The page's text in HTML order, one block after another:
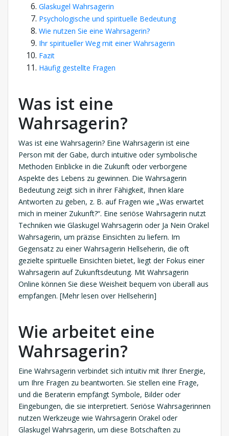
Glaskugel Wahrsagerin
Psychologische und spirituelle Bedeutung
Wie nutzen Sie eine Wahrsagerin?
Ihr spiritueller Weg mit einer Wahrsagerin
Fazit
Häufig gestellte Fragen
Was ist eine
Wahrsagerin?
Was ist eine Wahrsagerin? Eine Wahrsagerin ist eine
Person mit der Gabe, durch intuitive oder symbolische
Methoden Einblicke in die Zukunft oder verborgene
Aspekte des Lebens zu gewinnen. Die Wahrsagerin
Bedeutung zeigt sich in ihrer Fähigkeit, Ihnen klare
Antworten zu geben, z. B. auf Fragen wie „Was erwartet
mich in meiner Zukunft?“. Eine seriöse Wahrsagerin nutzt
Techniken wie Glaskugel Wahrsagerin oder Ja Nein Orakel
Wahrsagerin, um präzise Einsichten zu liefern. Im
Gegensatz zu einer Wahrsagerin Hellseherin, die oft
gezielte spirituelle Einsichten bietet, liegt der Fokus einer
Wahrsagerin auf Zukunftsdeutung. Mit Wahrsagerin
Online können Sie diese Weisheit bequem von überall aus
empfangen. [Mehr lesen over Hellseherin]
Wie arbeitet eine
Wahrsagerin?
Eine Wahrsagerin verbindet sich intuitiv mit Ihrer Energie,
um Ihre Fragen zu beantworten. Sie stellen eine Frage,
und die Beraterin empfängt Symbole, Bilder oder
Eingebungen, die sie interpretiert. Seriöse Wahrsagerinnen
nutzen Werkzeuge wie Wahrsagerin Orakel oder
Glaskugel Wahrsagerin, um diese Botschaften zu